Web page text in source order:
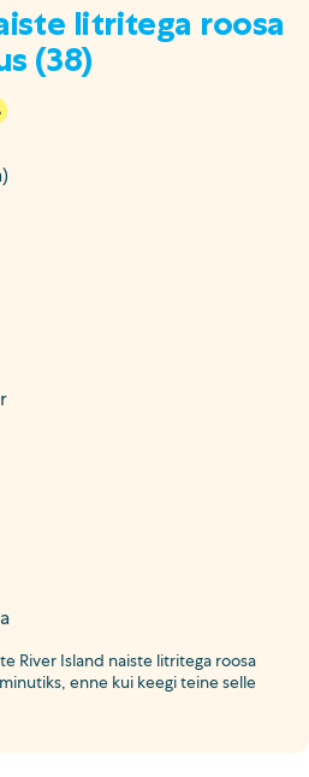
litritega roosa
(38)
€.
River Island naiste litritega roosa
enne kui keegi teine selle